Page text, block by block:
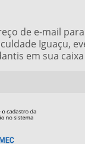
de e-mail
Iguaçu,
em sua